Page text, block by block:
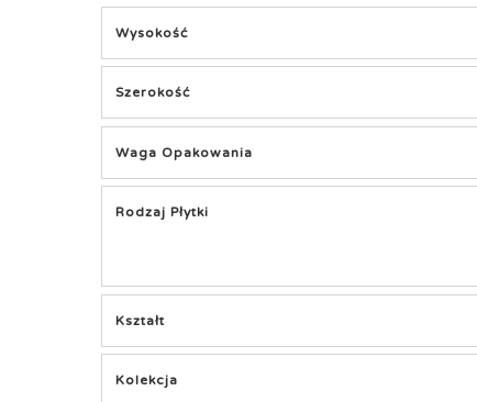
Wysokość
Szerokość
Waga Opakowania
Rodzaj Płytki
Kształt
Kolekcja